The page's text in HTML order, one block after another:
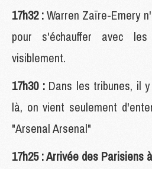
17h32 :Warren Zaïre-Emery
pour s'échauffer avec les
visiblement.
17h30 : Dans les tribunes, il
là, on vient seulement
"Arsenal Arsenal"
17h25 : Arrivée des Parisiens